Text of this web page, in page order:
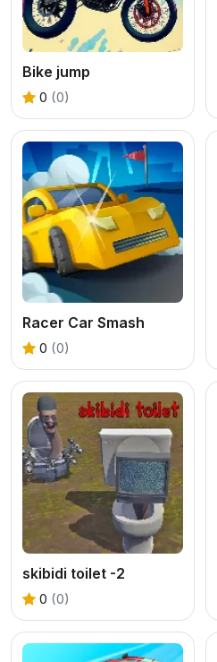
Bike jump
0 (0)
Racer Car Smash
0 (0)
skibidi toilet -2
0 (0)